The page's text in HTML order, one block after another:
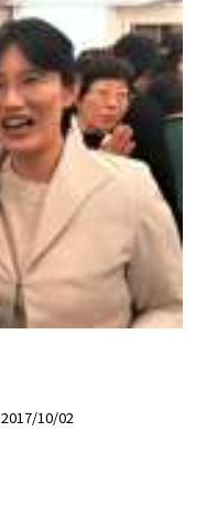
2017/10/02